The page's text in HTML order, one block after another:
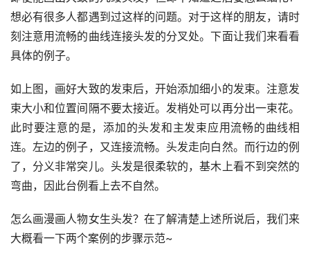
想必有很多人都遇到过这样的问题。对于这样的朋友，请时
刻注意用流畅的曲线连接头发的分叉处。下面让我们来看看
具体的例子。
如上图，画好大致的发束后，开始添加细小的发束。注意发
束大小和位置间隔不要太接近。发梢处可以再分出一束花。
此时要注意的是，添加的头发和主发束应用流畅的曲线相
连。左边的例子，又连接流畅。头发走向白然。而行边的例
了，分义非常突儿。头发是很柔软的，基木上看不到突然的
弯曲，因此台例看上去不自然。
怎么画漫画人物女生头发？在了解清楚上述所说后，我们来
大概看一下两个案例的步骤示范~